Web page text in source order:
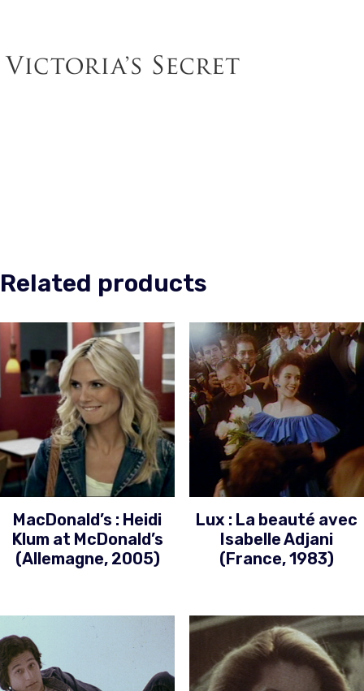
Related products
MacDonald’s : Heidi
Klum at McDonald’s
(Allemagne, 2005)
Lux : La beauté avec
Isabelle Adjani
(France, 1983)